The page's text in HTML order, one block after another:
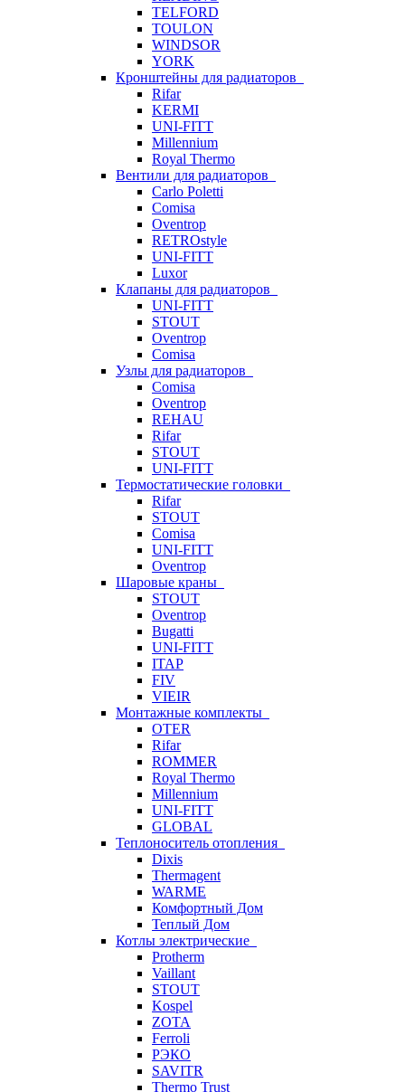
TELFORD
TOULON
WINDSOR
YORK
Кронштейны для радиаторов
Rifar
KERMI
UNI-FITT
Millennium
Royal Thermo
Вентили для радиаторов
Carlo Poletti
Comisa
Oventrop
RETROstyle
UNI-FITT
Luxor
Клапаны для радиаторов
UNI-FITT
STOUT
Oventrop
Comisa
Узлы для радиаторов
Comisa
Oventrop
REHAU
Rifar
STOUT
UNI-FITT
Термостатические головки
Rifar
STOUT
Comisa
UNI-FITT
Oventrop
Шаровые краны
STOUT
Oventrop
Bugatti
UNI-FITT
ITAP
FIV
VIEIR
Монтажные комплекты
OTER
Rifar
ROMMER
Royal Thermo
Millennium
UNI-FITT
GLOBAL
Теплоноситель отопления
Dixis
Thermagent
WARME
Комфортный Дом
Теплый Дом
Котлы электрические
Protherm
Vaillant
STOUT
Kospel
ZOTA
Ferroli
РЭКО
SAVITR
Thermo Trust